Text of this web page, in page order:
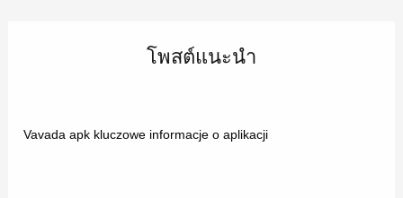
โพสต์แนะนำ
Vavada apk kluczowe informacje o aplikacji